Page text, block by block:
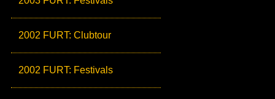
2002 FURT: Clubtour
2002 FURT: Festivals